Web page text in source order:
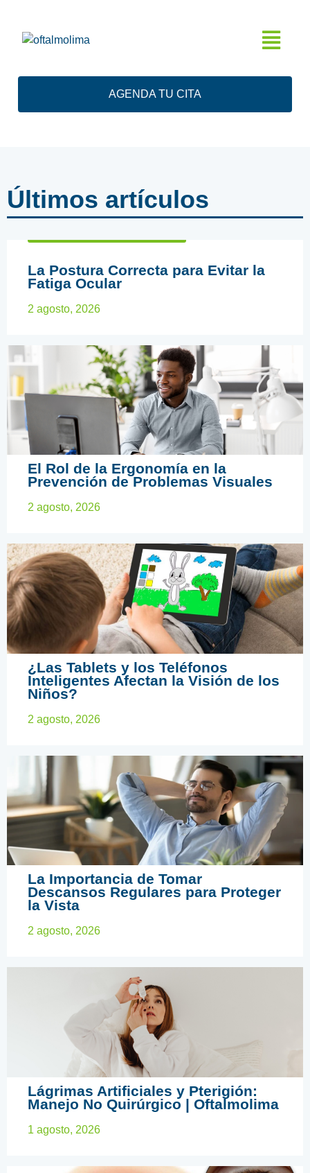
AGENDA TU CITA
Últimos artículos
La Postura Correcta para Evitar la
Fatiga Ocular
2 agosto, 2026
ARTÍCULOS EDUCATIVOS
El Rol de la Ergonomía en la
Prevención de Problemas Visuales
2 agosto, 2026
ARTÍCULOS EDUCATIVOS
¿Las Tablets y los Teléfonos
Inteligentes Afectan la Visión de los
Niños?
2 agosto, 2026
ARTÍCULOS EDUCATIVOS
La Importancia de Tomar
Descansos Regulares para Proteger
la Vista
2 agosto, 2026
CIRUGÍA OFTALMOLÓGICA
Lágrimas Artificiales y Pterigión:
Manejo No Quirúrgico | Oftalmolima
1 agosto, 2026